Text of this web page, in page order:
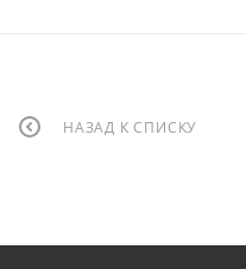
НАЗАД К СПИСКУ